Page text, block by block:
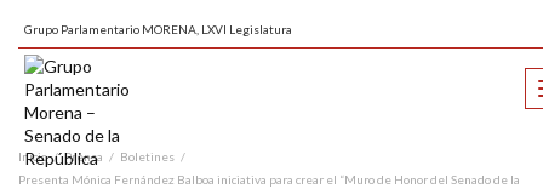
Grupo Parlamentario MORENA, LXVI Legislatura
Inicio Prensa
Boletines
Presenta Mónica Fernández Balboa iniciativa para crear el “Muro de Honor del Senado de la